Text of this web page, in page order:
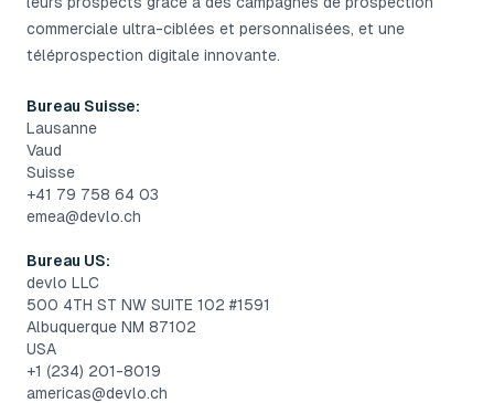
commerciale ultra-ciblées et personnalisées, et une
téléprospection digitale innovante.
Bureau Suisse:
Lausanne
Vaud
Suisse
+41 79 758 64 03
emea@devlo.ch
Bureau US:
devlo LLC
500 4TH ST NW SUITE 102 #1591
Albuquerque NM 87102
USA
+1 (234) 201-8019
americas@devlo.ch